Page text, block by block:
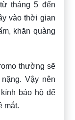
tháng 5 đến
vào thời gian
khăn quàng
thường sẽ
Vậy nên
bảo hộ để
mắt.